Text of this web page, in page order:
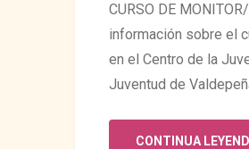
CURSO DE
información sobre el
en el Centro de la
Juventud de
CONTINUA